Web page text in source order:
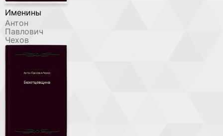
Именины
Антон
Павлович
Чехов